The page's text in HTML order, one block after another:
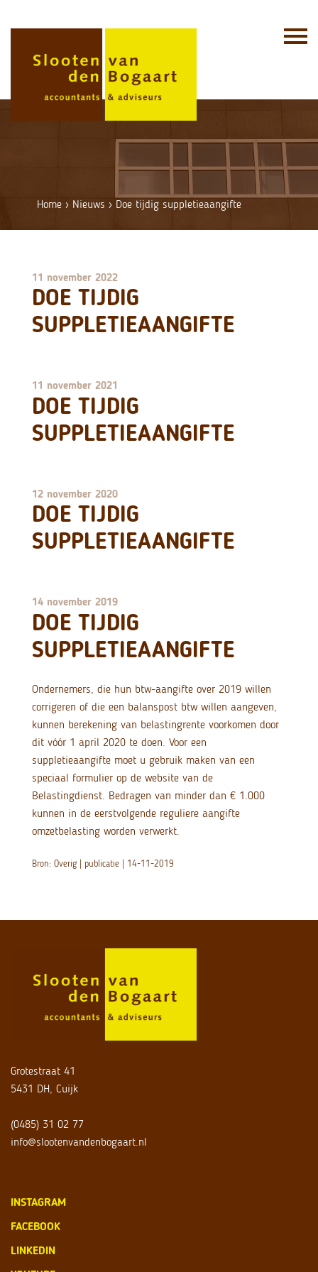
Home › Nieuws › Doe tijdig suppletieaangifte
11 november 2022
DOE TIJDIG
SUPPLETIEAANGIFTE
11 november 2021
DOE TIJDIG
SUPPLETIEAANGIFTE
12 november 2020
DOE TIJDIG
SUPPLETIEAANGIFTE
14 november 2019
DOE TIJDIG
SUPPLETIEAANGIFTE
Ondernemers, die hun btw-aangifte over 2019 willen
corrigeren of die een balanspost btw willen aangeven,
kunnen berekening van belastingrente voorkomen door
dit vóór 1 april 2020 te doen. Voor een
suppletieaangifte moet u gebruik maken van een
speciaal formulier op de website van de
Belastingdienst. Bedragen van minder dan € 1.000
kunnen in de eerstvolgende reguliere aangifte
omzetbelasting worden verwerkt.
Bron: Overig | publicatie | 14-11-2019
Grotestraat 41
5431 DH, Cuijk
(0485) 31 02 77
info@slootenvandenbogaart.nl
INSTAGRAM
FACEBOOK
LINKEDIN